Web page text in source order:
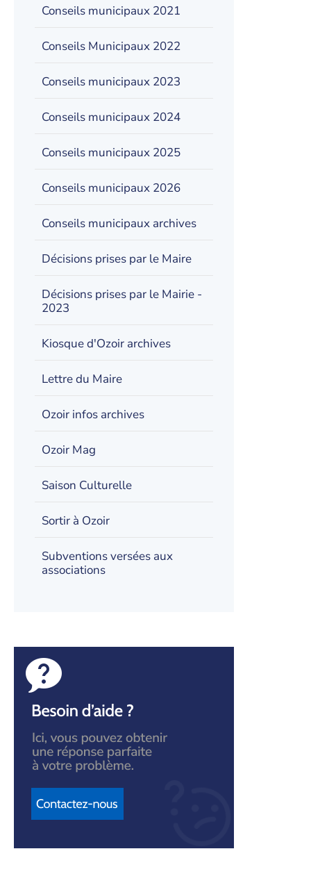
Conseils municipaux 2021
Conseils Municipaux 2022
Conseils municipaux 2023
Conseils municipaux 2024
Conseils municipaux 2025
Conseils municipaux 2026
Conseils municipaux archives
Décisions prises par le Maire
Décisions prises par le Mairie -
2023
Kiosque d'Ozoir archives
Lettre du Maire
Ozoir infos archives
Ozoir Mag
Saison Culturelle
Sortir à Ozoir
Subventions versées aux
associations